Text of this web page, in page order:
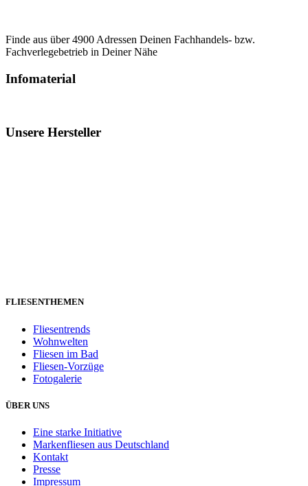
Finde aus über 4900 Adressen Deinen Fachhandels- bzw.
Fachverlegebetrieb in Deiner Nähe
Infomaterial
Unsere Hersteller
FLIESENTHEMEN
Fliesentrends
Wohnwelten
Fliesen im Bad
Fliesen-Vorzüge
Fotogalerie
ÜBER UNS
Eine starke Initiative
Markenfliesen aus Deutschland
Kontakt
Presse
Impressum